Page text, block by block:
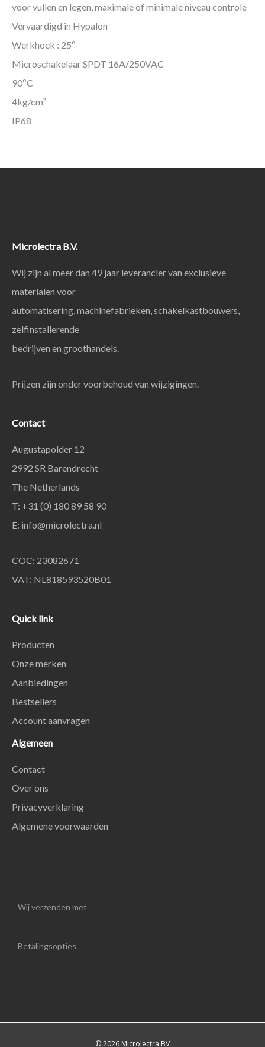
voor vullen en legen, maximale of minimale niveau controle
Vervaardigd in Hypalon
Werkhoek : 25º
Microschakelaar SPDT 16A/250VAC
90ºC
4kg/cm²
IP68
Microlectra B.V.
Wij zijn al meer dan 49 jaar leverancier van exclusieve
materialen voor
automatisering, machinefabrieken, schakelkastbouwers,
zelfinstallerende
bedrijven en groothandels.
Prijzen zijn onder voorbehoud van wijzigingen.
Contact
Augustapolder 12
2992 SR Barendrecht
The Netherlands
T: +31 (0) 180 89 58 90
E: info@microlectra.nl
COC: 23082671
VAT: NL818593520B01
Quick link
Producten
Onze merken
Aanbiedingen
Bestsellers
Account aanvragen
Algemeen
Contact
Over ons
Privacyverklaring
Algemene voorwaarden
Wij verzenden met
Betalingsopties
© 2026 Microlectra BV